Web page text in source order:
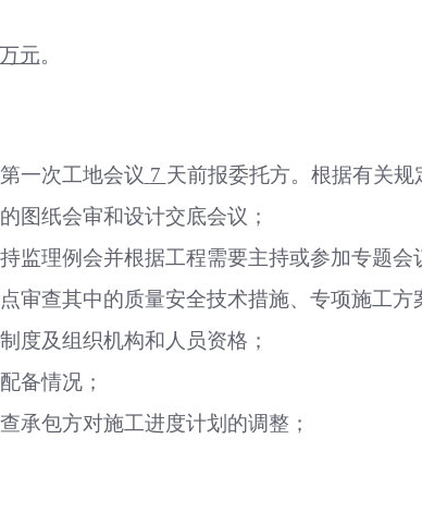
元。
一次工地会议 7 天前报委托方。根据有关规
图纸会审和设计交底会议；
监理例会并根据工程需要主持或参加专题会
审查其中的质量安全技术措施、专项施工方
度及组织机构和人员资格；
备情况；
承包方对施工进度计划的调整；